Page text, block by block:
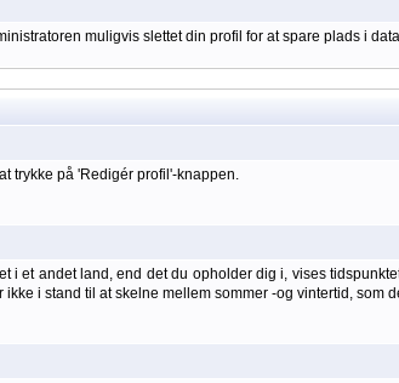
muligvis slettet din profil for at spare plads i
trykke på 'Redigér profil'-knappen.
et andet land, end det du opholder dig i, vises
i stand til at skelne mellem sommer -og vintertid, som